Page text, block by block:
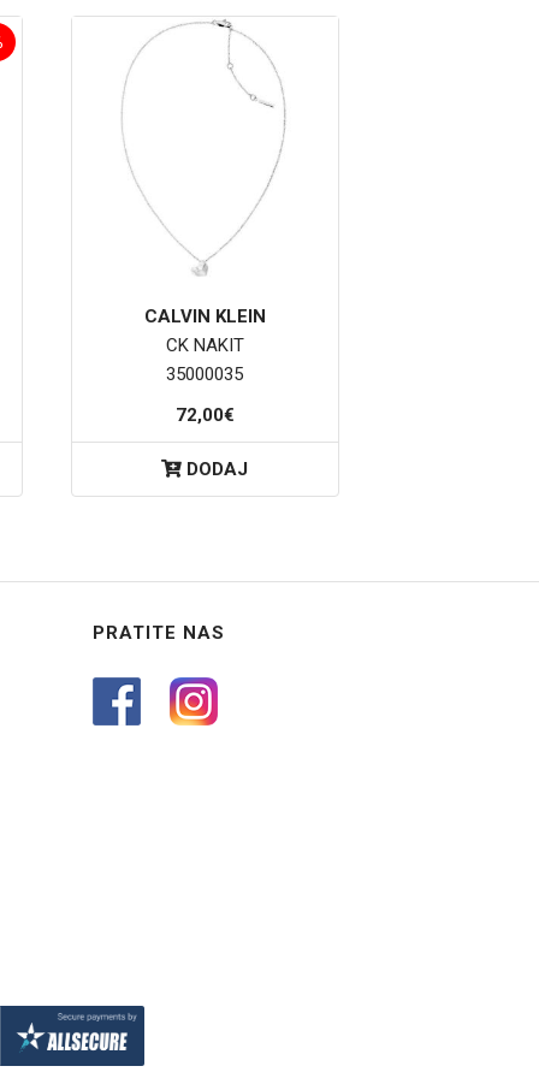
CALVIN KLEIN
CK NAKIT
35000035
72,00€
DODAJ
PRATITE NAS